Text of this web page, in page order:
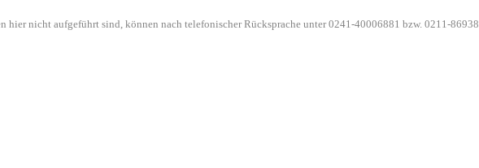
hier nicht aufgeführt sind, können nach telefonischer Rücksprache unter 0241-40006881 bzw. 0211-